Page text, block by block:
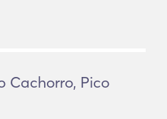
Cachorro, Pico